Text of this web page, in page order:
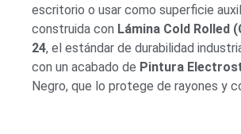
escritorio o usar como superficie
construida con Lámina Cold Rolled
24, el estándar de durabilidad
con un acabado de Pintura
Negro, que lo protege de rayones y